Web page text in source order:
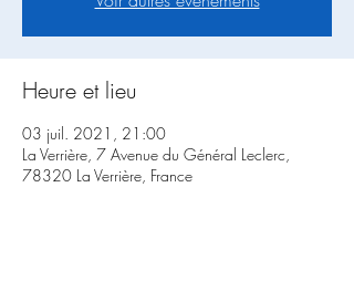
Heure et lieu
03 juil. 2021, 21:00
La Verrière, 7 Avenue du Général Leclerc,
78320 La Verrière, France